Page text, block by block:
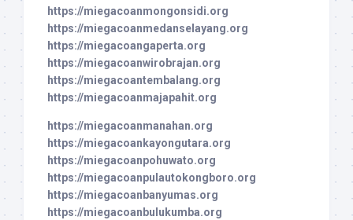
https://miegacoanmongonsidi.org
https://miegacoanmedanselayang.org
https://miegacoangaperta.org
https://miegacoanwirobrajan.org
https://miegacoantembalang.org
https://miegacoanmajapahit.org
https://miegacoanmanahan.org
https://miegacoankayongutara.org
https://miegacoanpohuwato.org
https://miegacoanpulautokongboro.org
https://miegacoanbanyumas.org
https://miegacoanbulukumba.org